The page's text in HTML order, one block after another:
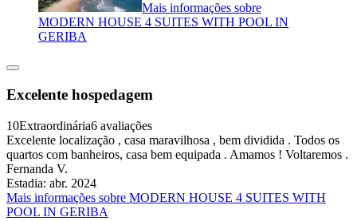
Mais informações sobre
MODERN HOUSE 4 SUITES WITH POOL IN
GERIBA
Excelente hospedagem
10Extraordinária6 avaliações
Excelente localização , casa maravilhosa , bem dividida . Todos os
quartos com banheiros, casa bem equipada . Amamos ! Voltaremos .
Fernanda V.
Estadia: abr. 2024
Mais informações sobre MODERN HOUSE 4 SUITES WITH
POOL IN GERIBA